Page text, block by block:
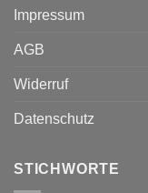
Impressum
AGB
Widerruf
Datenschutz
STICHWORTE